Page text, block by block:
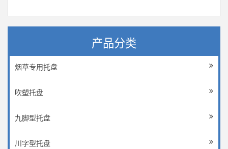
产品分类
烟草专用托盘
吹塑托盘
九脚型托盘
川字型托盘